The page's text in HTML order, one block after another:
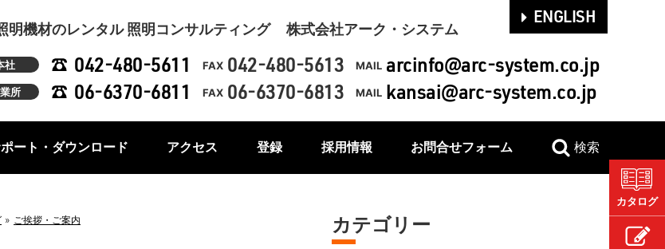
明機材のレンタル 照明コンサルティング 株式会社アーク・システム
社 042-480-5611 FAX 042-480-5613 MAIL arcinfo@arc-system.co.jp
所 06-6370-6811 FAX 06-6370-6813 MAIL kansai@arc-system.co.jp
ENGLISH
ート・ダウンロード アクセス 登録 採用情報 お問合せフォーム 検索
カタログ
ご挨拶・ご案内
カテゴリー